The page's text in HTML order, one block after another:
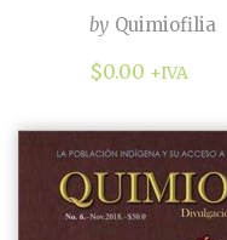
by Quimiofilia
$0.00 +IVA